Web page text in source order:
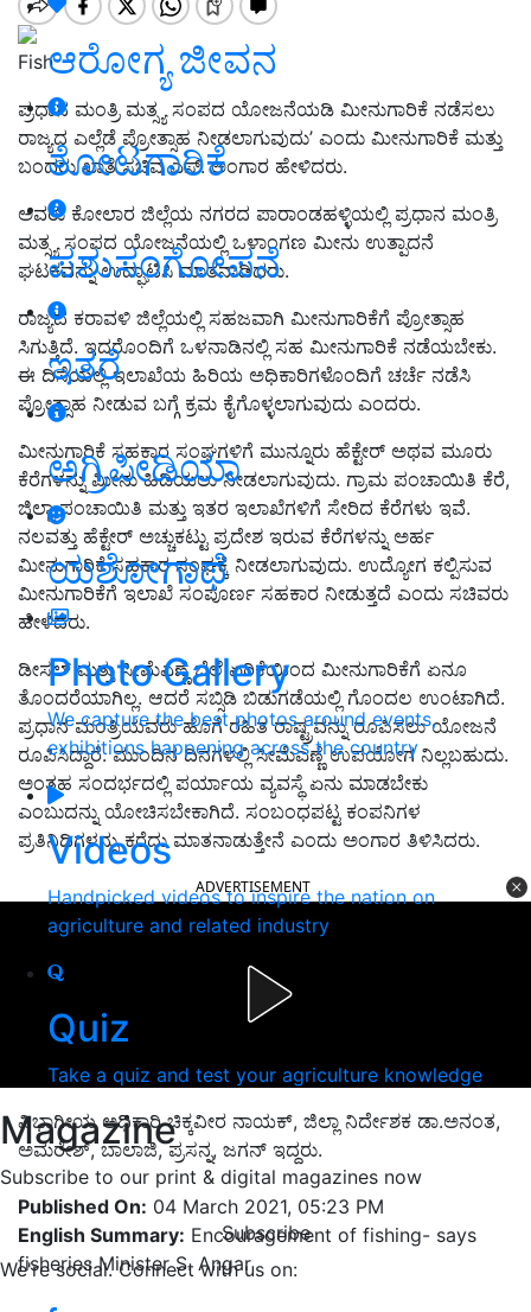
ಆರೋಗ್ಯ ಜೀವನ
ತೋಟಗಾರಿಕೆ
ಪಶುಸಂಗೋಪನೆ
ಇತರೆ
ಅಗ್ರಿಪೀಡಿಯಾ
ಯಶೋಗಾಥೆ
Photo Gallery
We capture the best photos around events,
exhibitions happening across the country
Videos
Handpicked videos to inspire the nation on
agriculture and related industry
Quiz
Take a quiz and test your agriculture knowledge
Magazine
Subscribe to our print & digital magazines now
Subscribe
We're social. Connect with us on:
Fish
ಪ್ರಧಾನ ಮಂತ್ರಿ ಮತ್ಸ್ಯ ಸಂಪದ ಯೋಜನೆಯಡಿ ಮೀನುಗಾರಿಕೆ ನಡೆಸಲು
ರಾಜ್ಯದ ಎಲ್ಲೆಡೆ ಪ್ರೋತ್ಸಾಹ ನೀಡಲಾಗುವುದು’ ಎಂದು ಮೀನುಗಾರಿಕೆ ಮತ್ತು
ಬಂದರು ಖಾತೆ ಸಚಿವ ಎಸ್‌. ಅಂಗಾರ ಹೇಳಿದರು.
ಅವರು ಕೋಲಾರ ಜಿಲ್ಲೆಯ ನಗರದ ಪಾರಾಂಡಹಳ್ಳಿಯಲ್ಲಿ ಪ್ರಧಾನ ಮಂತ್ರಿ
ಮತ್ಸ್ಯ ಸಂಪದ ಯೋಜನೆಯಲ್ಲಿ ಒಳಾಂಗಣ ಮೀನು ಉತ್ಪಾದನೆ
ಘಟಕವನ್ನು ಉದ್ಘಾಟಿಸಿ ಮಾತನಾಡಿದರು.
ರಾಜ್ಯದ ಕರಾವಳಿ ಜಿಲ್ಲೆಯಲ್ಲಿ ಸಹಜವಾಗಿ ಮೀನುಗಾರಿಕೆಗೆ ಪ್ರೋತ್ಸಾಹ
ಸಿಗುತ್ತಿದೆ. ಇದರೊಂದಿಗೆ ಒಳನಾಡಿನಲ್ಲಿ ಸಹ ಮೀನುಗಾರಿಕೆ ನಡೆಯಬೇಕು.
ಈ ದಿಸೆಯಲ್ಲಿ ಇಲಾಖೆಯ ಹಿರಿಯ ಅಧಿಕಾರಿಗಳೊಂದಿಗೆ ಚರ್ಚೆ ನಡೆಸಿ
ಪ್ರೋತ್ಸಾಹ ನೀಡುವ ಬಗ್ಗೆ ಕ್ರಮ ಕೈಗೊಳ್ಳಲಾಗುವುದು ಎಂದರು.
ಮೀನುಗಾರಿಕೆ ಸಹಕಾರ ಸಂಘಗಳಿಗೆ ಮುನ್ನೂರು ಹೆಕ್ಟೇರ್ ಅಥವ ಮೂರು
ಕೆರೆಗಳನ್ನು ಮೀನು ಹಿಡಿಯಲು ನೀಡಲಾಗುವುದು. ಗ್ರಾಮ ಪಂಚಾಯಿತಿ ಕೆರೆ,
ಜಿಲ್ಲಾ ಪಂಚಾಯಿತಿ ಮತ್ತು ಇತರ ಇಲಾಖೆಗಳಿಗೆ ಸೇರಿದ ಕೆರೆಗಳು ಇವೆ.
ನಲವತ್ತು ಹೆಕ್ಟೇರ್ ಅಚ್ಚುಕಟ್ಟು ಪ್ರದೇಶ ಇರುವ ಕೆರೆಗಳನ್ನು ಅರ್ಹ
ಮೀನುಗಾರಿಕೆ ಸಹಕಾರ ಸಂಘಕ್ಕೆ ನೀಡಲಾಗುವುದು. ಉದ್ಯೋಗ ಕಲ್ಪಿಸುವ
ಮೀನುಗಾರಿಕೆಗೆ ಇಲಾಖೆ ಸಂಪೂರ್ಣ ಸಹಕಾರ ನೀಡುತ್ತದೆ ಎಂದು ಸಚಿವರು
ಹೇಳಿದರು.
ಡೀಸಲ್‌ ಮತ್ತು ಸೀಮೆಎಣ್ಣೆ ಬೆಲೆ ಏರಿಕೆಯಿಂದ ಮೀನುಗಾರಿಕೆಗೆ ಏನೂ
ತೊಂದರೆಯಾಗಿಲ್ಲ. ಆದರೆ ಸಬ್ಸಿಡಿ ಬಿಡುಗಡೆಯಲ್ಲಿ ಗೊಂದಲ ಉಂಟಾಗಿದೆ.
ಪ್ರಧಾನ ಮಂತ್ರಿಯವರು ಹೊಗೆ ರಹಿತ ರಾಷ್ಟ್ರವನ್ನು ರೂಪಿಸಲು ಯೋಜನೆ
ರೂಪಿಸಿದ್ದಾರೆ. ಮುಂದಿನ ದಿನಗಳಲ್ಲಿ ಸೀಮೆಎಣ್ಣೆ ಉಪಯೋಗ ನಿಲ್ಲಬಹುದು.
ಅಂತಹ ಸಂದರ್ಭದಲ್ಲಿ ಪರ್ಯಾಯ ವ್ಯವಸ್ಥೆ ಏನು ಮಾಡಬೇಕು
ಎಂಬುದನ್ನು ಯೋಚಿಸಬೇಕಾಗಿದೆ. ಸಂಬಂಧಪಟ್ಟ ಕಂಪನಿಗಳ
ಪ್ರತಿನಿಧಿಗಳನ್ನು ಕರೆದು ಮಾತನಾಡುತ್ತೇನೆ ಎಂದು ಅಂಗಾರ ತಿಳಿಸಿದರು.
ADVERTISEMENT
ವಿಭಾಗೀಯ ಅಧಿಕಾರಿ ಚಿಕ್ಕವೀರ ನಾಯಕ್‌, ಜಿಲ್ಲಾ ನಿರ್ದೇಶಕ ಡಾ.ಅನಂತ,
ಅಮರೇಶ್‌, ಬಾಲಾಜಿ, ಪ್ರಸನ್ನ, ಜಗನ್‌ ಇದ್ದರು.
Published On: 04 March 2021, 05:23 PM
English Summary: Encouragement of fishing- says
fisheries Minister S. Angar